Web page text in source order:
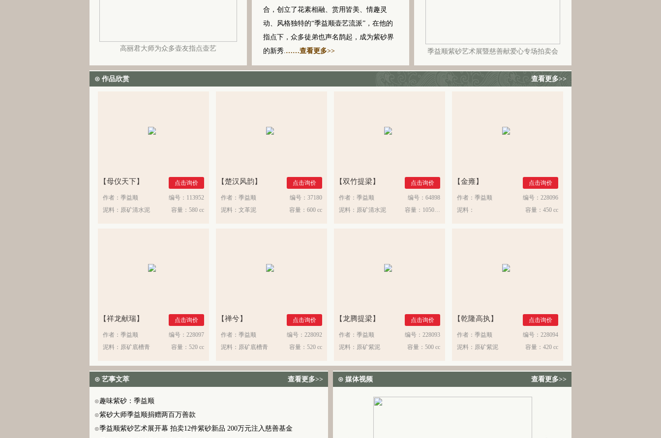
高丽君大师为众多壶友指点壶艺
合，创立了花素相融、赏用皆美、情趣灵
动、风格独特的“季益顺壶艺流派”，在他的
指点下，众多徒弟也声名鹊起，成为紫砂界
的新秀.……查看更多>> 季益顺紫砂艺术展暨慈善献爱心专场拍卖会
⊙ 作品欣赏 查看更多>>
母仪天下 点击询价
作者： 季益顺 编号： 113952
泥料： 原矿清水泥 容量： 580 cc
楚汉风韵 点击询价
作者： 季益顺 编号： 37180
泥料： 文革泥 容量： 600 cc
双竹提梁 点击询价
作者： 季益顺 编号： 64898
泥料： 原矿清水泥 容量： 1050 cc
金雍 点击询价
作者： 季益顺 编号： 228096
泥料：
容量： 450 cc
祥龙献瑞 点击询价
作者： 季益顺 编号： 228097
泥料： 原矿底槽青 容量： 520 cc
禅兮 点击询价
作者： 季益顺 编号： 228092
泥料： 原矿底槽青 容量： 520 cc
龙腾提梁 点击询价
作者： 季益顺 编号： 228093
泥料： 原矿紫泥 容量： 500 cc
乾隆高执 点击询价
作者： 季益顺 编号： 228094
泥料： 原矿紫泥 容量： 420 cc
⊙ 媒体视频 查看更多>>
⊙ 艺事文萃 查看更多>>
⊙趣味紫砂：季益顺
⊙紫砂大师季益顺捐赠两百万善款
⊙季益顺紫砂艺术展开幕 拍卖12件紫砂新品 200万元注入慈善基金